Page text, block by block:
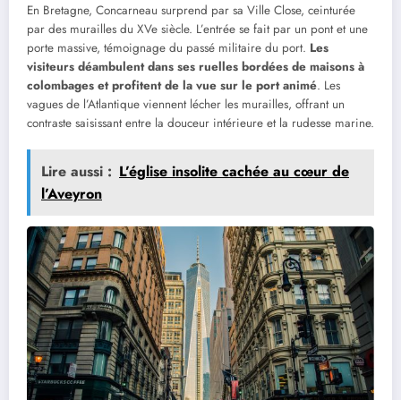
En Bretagne, Concarneau surprend par sa Ville Close, ceinturée
par des murailles du XVe siècle. L’entrée se fait par un pont et une
porte massive, témoignage du passé militaire du port. Les
visiteurs déambulent dans ses ruelles bordées de maisons à
colombages et profitent de la vue sur le port animé. Les
vagues de l’Atlantique viennent lécher les murailles, offrant un
contraste saisissant entre la douceur intérieure et la rudesse marine.
Lire aussi : L’église insolite cachée au cœur de
l’Aveyron